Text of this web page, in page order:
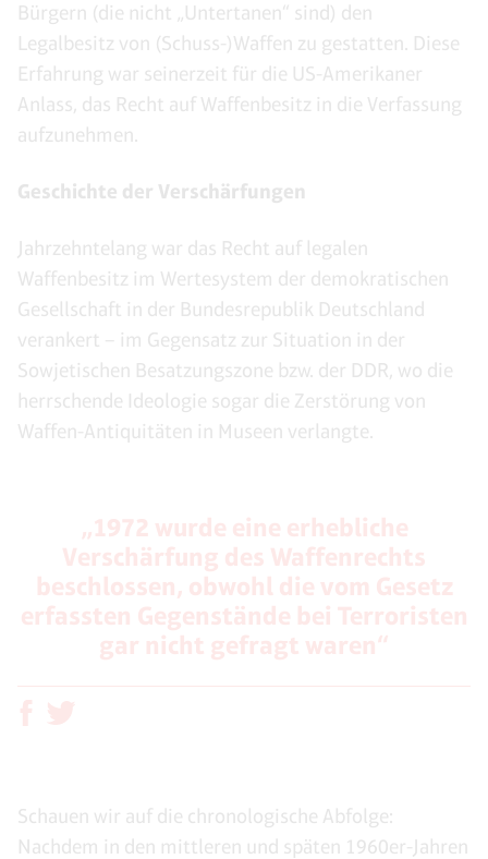
Bürgern (die nicht „Untertanen“ sind) den
Legalbesitz von (Schuss-)Waffen zu gestatten. Diese
Erfahrung war seinerzeit für die US-Amerikaner
Anlass, das Recht auf Waffenbesitz in die Verfassung
aufzunehmen.
Geschichte der Verschärfungen
Jahrzehntelang war das Recht auf legalen
Waffenbesitz im Wertesystem der demokratischen
Gesellschaft in der Bundesrepublik Deutschland
verankert – im Gegensatz zur Situation in der
Sowjetischen Besatzungszone bzw. der DDR, wo die
herrschende Ideologie sogar die Zerstörung von
Waffen-Antiquitäten in Museen verlangte.
Schauen wir auf die chronologische Abfolge:
Nachdem in den mittleren und späten 1960er-Jahren